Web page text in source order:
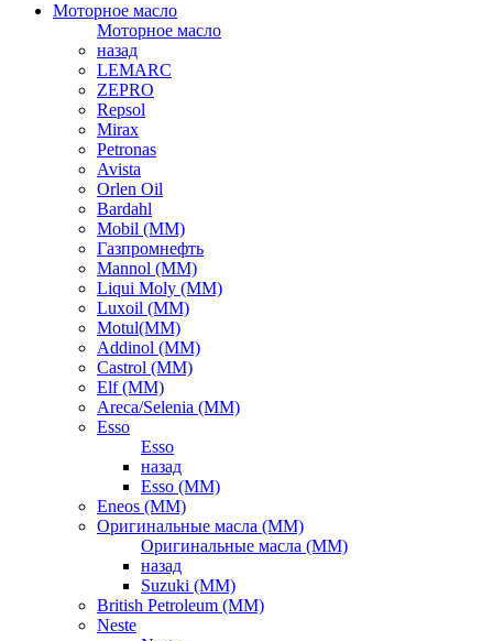
Моторное масло
Моторное масло
назад
LEMARC
ZEPRO
Repsol
Mirax
Petronas
Avista
Orlen Oil
Bardahl
Mobil (ММ)
Газпромнефть
Mannol (ММ)
Liqui Moly (ММ)
Luxoil (ММ)
Motul(ММ)
Addinol (ММ)
Castrol (ММ)
Elf (ММ)
Areca/Selenia (ММ)
Esso
Esso
назад
Esso (ММ)
Eneos (ММ)
Оригинальные масла (ММ)
Оригинальные масла (ММ)
назад
Suzuki (ММ)
British Petroleum (ММ)
Neste